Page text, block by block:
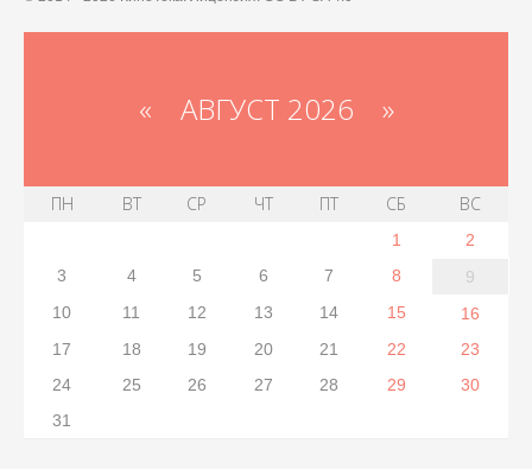
« АВГУСТ 2026 »
ПН ВТ СР ЧТ ПТ СБ ВС
1
2
3
4 5 6 7 8
9
10
11 12 13 14 15
16
17
18 19 20 21 22
23
24
25 26 27 28 29
30
31